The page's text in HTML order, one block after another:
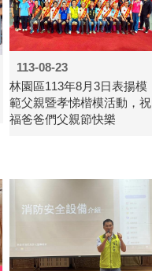
113-08-23
林園區113年8月3日表揚模
範父親暨孝悌楷模活動，祝
福爸爸們父親節快樂